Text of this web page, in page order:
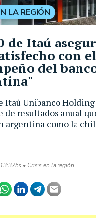
Itaú Unibanco
de resultados anual
argentina como la
• Crisis en la región
LA REGIÓN
de Itaú
con el
del